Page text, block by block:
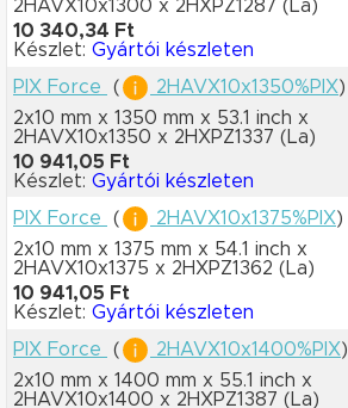
2HAVX10x1300 x 2HXPZ1287 (La)
10 340,34 Ft
Készlet: Gyártói készleten
PIX Force
( 2HAVX10x1350%PIX)
2x10 mm x 1350 mm x 53.1 inch x
2HAVX10x1350 x 2HXPZ1337 (La)
10 941,05 Ft
Készlet: Gyártói készleten
PIX Force
( 2HAVX10x1375%PIX)
2x10 mm x 1375 mm x 54.1 inch x
2HAVX10x1375 x 2HXPZ1362 (La)
10 941,05 Ft
Készlet: Gyártói készleten
PIX Force
( 2HAVX10x1400%PIX)
2x10 mm x 1400 mm x 55.1 inch x
2HAVX10x1400 x 2HXPZ1387 (La)